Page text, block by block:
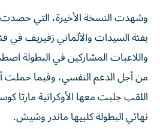
وشهدت النسخة الأخيرة، التي حصدت
بفئة السيدات والألماني زفيريف في
واللاعبات المشاركين في البطولة
من أجل الدعم النفسي، وفيما حملت
اللقب جلبت معها الأوكرانية
نهائي البطولة كلبيها ماندر وشيش.